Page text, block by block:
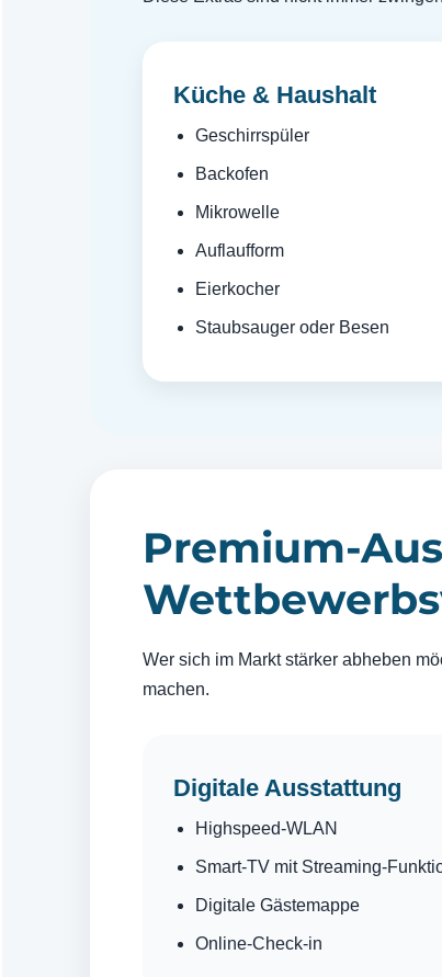
Küche & Haushalt
Geschirrspüler
Backofen
Mikrowelle
Auflaufform
Eierkocher
Staubsauger oder Besen
Premium-
Wer sich im Markt stärker abheben
machen.
Digitale Ausstattung
Highspeed-WLAN
Smart-TV mit Streaming-
Digitale Gästemappe
Online-Check-in